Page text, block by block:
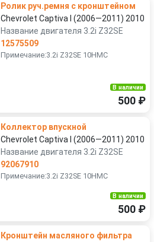
Ролик руч.ремня с кронштейном
Chevrolet Captiva I (2006—2011) 2010
Название двигателя 3.2i Z32SE
12575509
Примечание:3.2i Z32SE 10HMC
В наличии
500 ₽
Коллектор впускной
Chevrolet Captiva I (2006—2011) 2010
Название двигателя 3.2i Z32SE
92067910
Примечание:3.2i Z32SE 10HMC
В наличии
500 ₽
Кронштейн масляного фильтра